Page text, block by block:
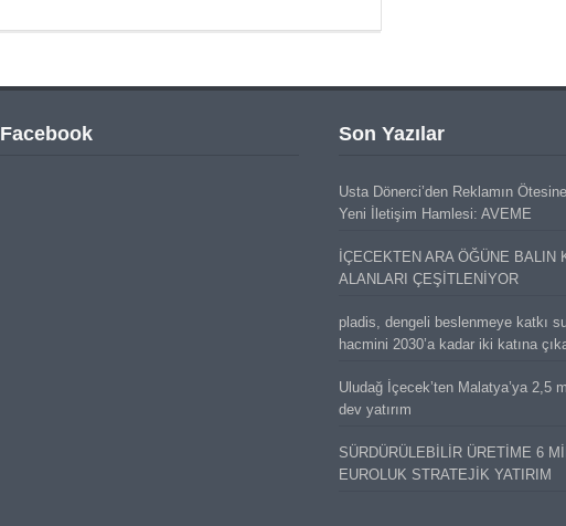
Facebook Son Yazılar
Usta Dönerci’den Reklamın
Yeni İletişim Hamlesi: AVEME
İÇECEKTEN ARA ÖĞÜNE BALIN
ALANLARI ÇEŞİTLENİYOR
pladis, dengeli beslenmeye katkı
hacmini 2030’a kadar iki katına
Uludağ İçecek’ten Malatya’ya 2,5
dev yatırım
SÜRDÜRÜLEBİLİR ÜRETİME 6
EUROLUK STRATEJİK YATIRIM